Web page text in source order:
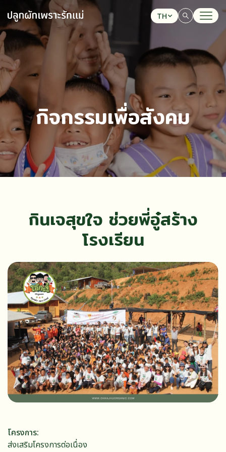
TH
ค้นหาในเว็บไซต์
Web Design by
กิจกรรมเพื่อสังคม
กินเจสุขใจ ช่วยพี่อู๋สร้าง
โรงเรียน
โครงการ
ส่งเสริมโครงการต่อเนื่อง